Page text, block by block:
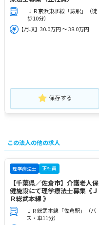
ＪＲ京浜東北線「蕨駅」（徒
歩10分）
【月収】30.0万円 ～ 38.0万円
保存する
この法人の他の求人
理学療法士 正社員
【千葉県／佐倉市】介護老人保
健施設にて理学療法士募集《Ｊ
Ｒ総武本線 》
ＪＲ総武本線「佐倉駅」（バ
ス・車11分）